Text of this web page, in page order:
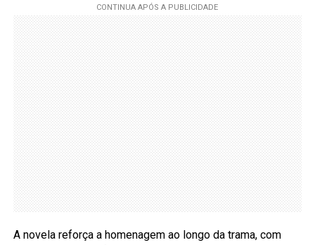
A novela reforça a homenagem ao longo da trama, com